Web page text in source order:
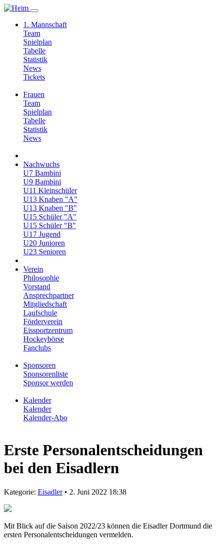
1. Mannschaft
Team
Spielplan
Tabelle
Statistik
News
Tickets
Frauen
Team
Spielplan
Tabelle
Statistik
News
Nachwuchs
U7 Bambini
U9 Bambini
U11 Kleinschüler
U13 Knaben "A"
U13 Knaben "B"
U15 Schüler "A"
U15 Schüler "B"
U17 Jugend
U20 Junioren
U23 Senioren
Verein
Philosophie
Vorstand
Ansprechpartner
Mitgliedschaft
Laufschule
Förderverein
Eissportzentrum
Hockeybörse
Fanclubs
Sponsoren
Sponsorenliste
Sponsor werden
Kalender
Kalender
Kalender-Abo
Erste Personalentscheidungen
bei den Eisadlern
Kategorie: Eisadler• 2. Juni 2022 18:38
Mit Blick auf die Saison 2022/23 können die Eisadler Dortmund die
ersten Personalentscheidungen vermelden.